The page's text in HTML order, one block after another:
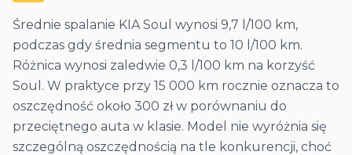
Średnie spalanie KIA Soul wynosi 9,7 l/100 km,
podczas gdy średnia segmentu to 10 l/100 km.
Różnica wynosi zaledwie 0,3 l/100 km na korzyść
Soul. W praktyce przy 15 000 km rocznie oznacza to
oszczędność około 300 zł w porównaniu do
przeciętnego auta w klasie. Model nie wyróżnia się
szczególną oszczędnością na tle konkurencji, choć